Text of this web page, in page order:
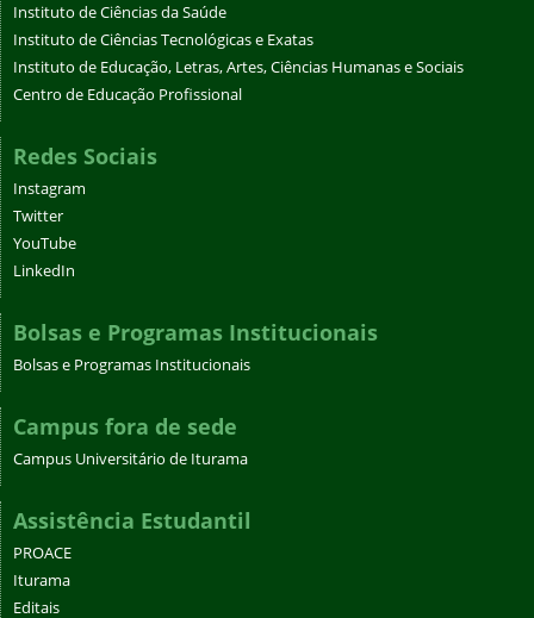
Instituto de Ciências da Saúde
Instituto de Ciências Tecnológicas e Exatas
Instituto de Educação, Letras, Artes, Ciências Humanas e Sociais
Centro de Educação Profissional
Redes Sociais
Instagram
Twitter
YouTube
LinkedIn
Bolsas e Programas Institucionais
Bolsas e Programas Institucionais
Campus fora de sede
Campus Universitário de Iturama
Assistência Estudantil
PROACE
Iturama
Editais